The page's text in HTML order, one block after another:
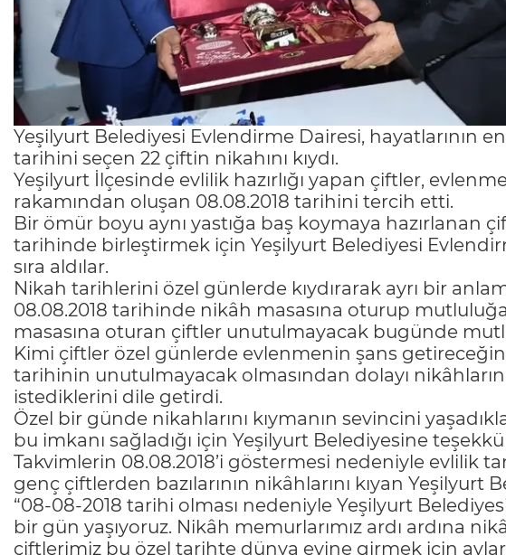
Yeşilyurt Belediyesi Evlendirme Dairesi, hayatlarının en
tarihini seçen 22 çiftin nikahını kıydı.
Yeşilyurt İlçesinde evlilik hazırlığı yapan çiftler,
rakamından oluşan 08.08.2018 tarihini tercih etti.
Bir ömür boyu aynı yastığa baş koymaya hazırlanan
tarihinde birleştirmek için Yeşilyurt Belediyesi
sıra aldılar.
Nikah tarihlerini özel günlerde kıydırarak ayrı bir
08.08.2018 tarihinde nikâh masasına oturup mutluluğa
masasına oturan çiftler unutulmayacak bugünde
Kimi çiftler özel günlerde evlenmenin şans
tarihinin unutulmayacak olmasından dolayı
istediklerini dile getirdi.
Özel bir günde nikahlarını kıymanın sevincini
bu imkanı sağladığı için Yeşilyurt Belediyesine
Takvimlerin 08.08.2018’i göstermesi nedeniyle evlilik
genç çiftlerden bazılarının nikâhlarını kıyan Yeşilyurt
“08-08-2018 tarihi olması nedeniyle Yeşilyurt
bir gün yaşıyoruz. Nikâh memurlarımız ardı ardına
çiftlerimiz bu özel tarihte dünya evine girmek için aylar